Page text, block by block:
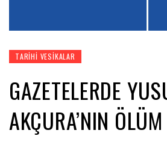
TARIHI VESIKALAR
GAZETELERDE
AKÇURA’NIN